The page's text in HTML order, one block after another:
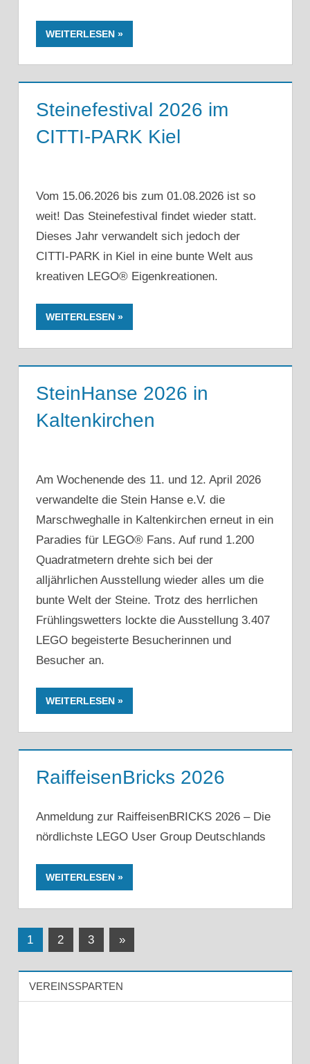
WEITERLESEN
Steinefestival 2026 im
CITTI-PARK Kiel
Vom 15.06.2026 bis zum 01.08.2026 ist so
weit! Das Steinefestival findet wieder statt.
Dieses Jahr verwandelt sich jedoch der
CITTI-PARK in Kiel in eine bunte Welt aus
kreativen LEGO® Eigenkreationen.
WEITERLESEN
SteinHanse 2026 in
Kaltenkirchen
Am Wochenende des 11. und 12. April 2026
verwandelte die Stein Hanse e.V. die
Marschweghalle in Kaltenkirchen erneut in ein
Paradies für LEGO® Fans. Auf rund 1.200
Quadratmetern drehte sich bei der
alljährlichen Ausstellung wieder alles um die
bunte Welt der Steine. Trotz des herrlichen
Frühlingswetters lockte die Ausstellung 3.407
LEGO begeisterte Besucherinnen und
Besucher an.
WEITERLESEN
RaiffeisenBricks 2026
Anmeldung zur RaiffeisenBRICKS 2026 – Die
nördlichste LEGO User Group Deutschlands
WEITERLESEN
Seitennummerierung
der
Beiträge
1 2 3
Nächste
»
VEREINSSPARTEN